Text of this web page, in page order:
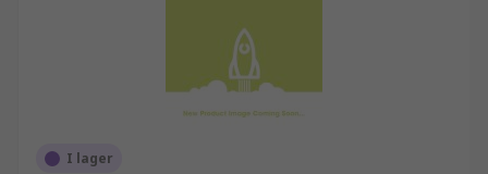
I lager